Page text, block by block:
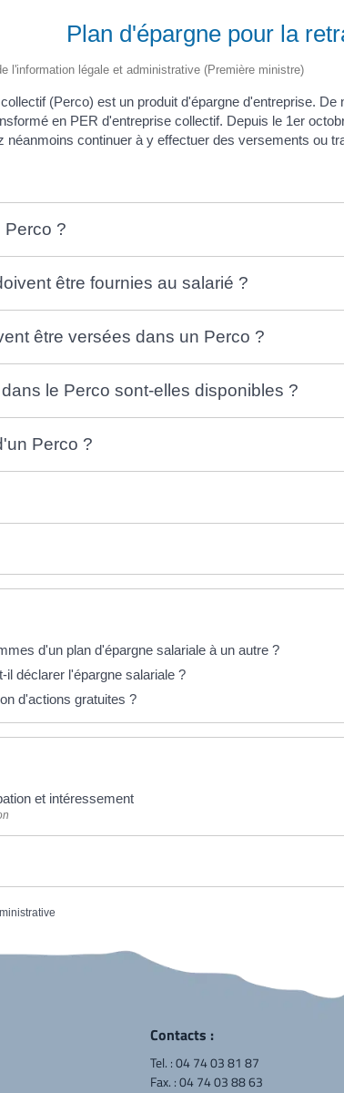
Plan d'épargne pour la
l'information légale et administrative (Première ministre)
(Perco) est un produit d'épargne d'entreprise.
en PER d'entreprise collectif. Depuis le 1er
néanmoins continuer à y effectuer des versements ou
Perco ?
être fournies au salarié ?
être versées dans un Perco ?
le Perco sont-elles disponibles ?
Perco ?
d'un plan d'épargne salariale à un autre ?
il déclarer l'épargne salariale ?
d'actions gratuites ?
et intéressement
Contacts :
Tel. :04 74 03 81 87
Fax. : 04 74 03 88 63